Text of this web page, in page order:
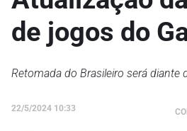
de jogos do
Retomada do Brasileiro será diante
22/5/2024 10:33